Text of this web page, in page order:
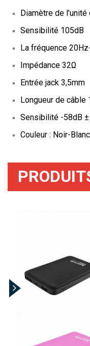
Diamètre de
Sensibilité 105dB
La fréquence
Impédance 32Ω
Entrée jack 3,5mm
Longueur de câble
Sensibilité -58dB
Couleur : Noir-